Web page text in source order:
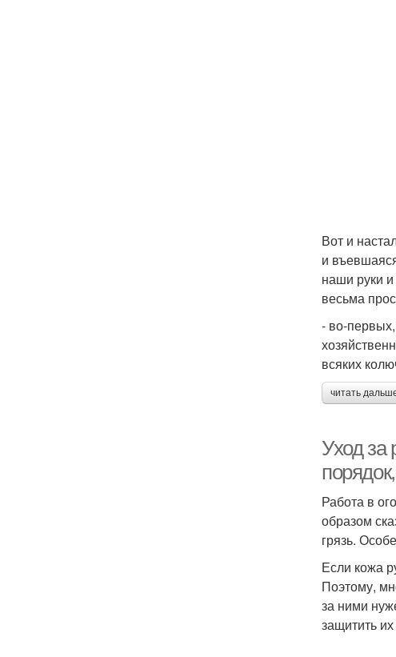
Вот и
и
наши руки
весьма
- во-
всяких
читать
Уход за
Работа в
образом
грязь.
Если кожа
Поэтому,
за ними
защитить